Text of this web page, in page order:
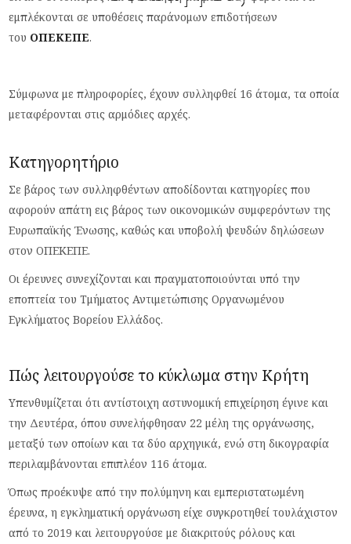
εμπλέκονται σε υποθέσεις παράνομων επιδοτήσεων
του ΟΠΕΚΕΠΕ.
Σύμφωνα με πληροφορίες, έχουν συλληφθεί 16 άτομα, τα οποία
μεταφέρονται στις αρμόδιες αρχές.
Κατηγορητήριο
Σε βάρος των συλληφθέντων αποδίδονται κατηγορίες που
αφορούν απάτη εις βάρος των οικονομικών συμφερόντων της
Ευρωπαϊκής Ένωσης, καθώς και υποβολή ψευδών δηλώσεων
στον ΟΠΕΚΕΠΕ.
Οι έρευνες συνεχίζονται και πραγματοποιούνται υπό την
εποπτεία του Τμήματος Αντιμετώπισης Οργανωμένου
Εγκλήματος Βορείου Ελλάδος.
Πώς λειτουργούσε το κύκλωμα στην Κρήτη
Υπενθυμίζεται ότι αντίστοιχη αστυνομική επιχείρηση έγινε και
την Δευτέρα, όπου συνελήφθησαν 22 μέλη της οργάνωσης,
μεταξύ των οποίων και τα δύο αρχηγικά, ενώ στη δικογραφία
περιλαμβάνονται επιπλέον 116 άτομα.
Όπως προέκυψε από την πολύμηνη και εμπεριστατωμένη
έρευνα, η εγκληματική οργάνωση είχε συγκροτηθεί τουλάχιστον
από το 2019 και λειτουργούσε με διακριτούς ρόλους και